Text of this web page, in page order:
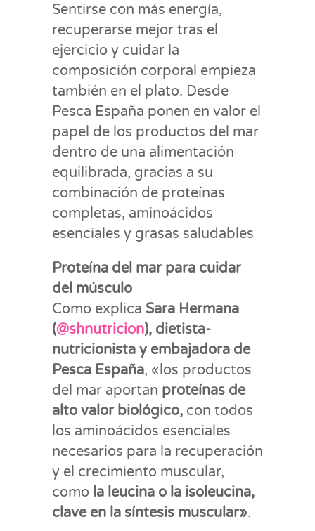
Sentirse con más energía,
recuperarse mejor tras el
ejercicio y cuidar la
composición corporal empieza
también en el plato. Desde
Pesca España ponen en valor el
papel de los productos del mar
dentro de una alimentación
equilibrada, gracias a su
combinación de proteínas
completas, aminoácidos
esenciales y grasas saludables
Proteína del mar para cuidar
del músculo
Como explica Sara Hermana
(@shnutricion), dietista-
nutricionista y embajadora de
Pesca España, «los productos
del mar aportan proteínas de
alto valor biológico, con todos
los aminoácidos esenciales
necesarios para la recuperación
y el crecimiento muscular,
como la leucina o la isoleucina,
clave en la síntesis muscular».